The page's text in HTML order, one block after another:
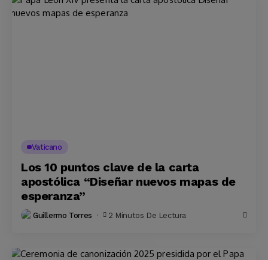
Vaticano
Los 10 puntos clave de la carta
apostólica “Diseñar nuevos mapas de
esperanza”
Guillermo Torres 2 Minutos De Lectura